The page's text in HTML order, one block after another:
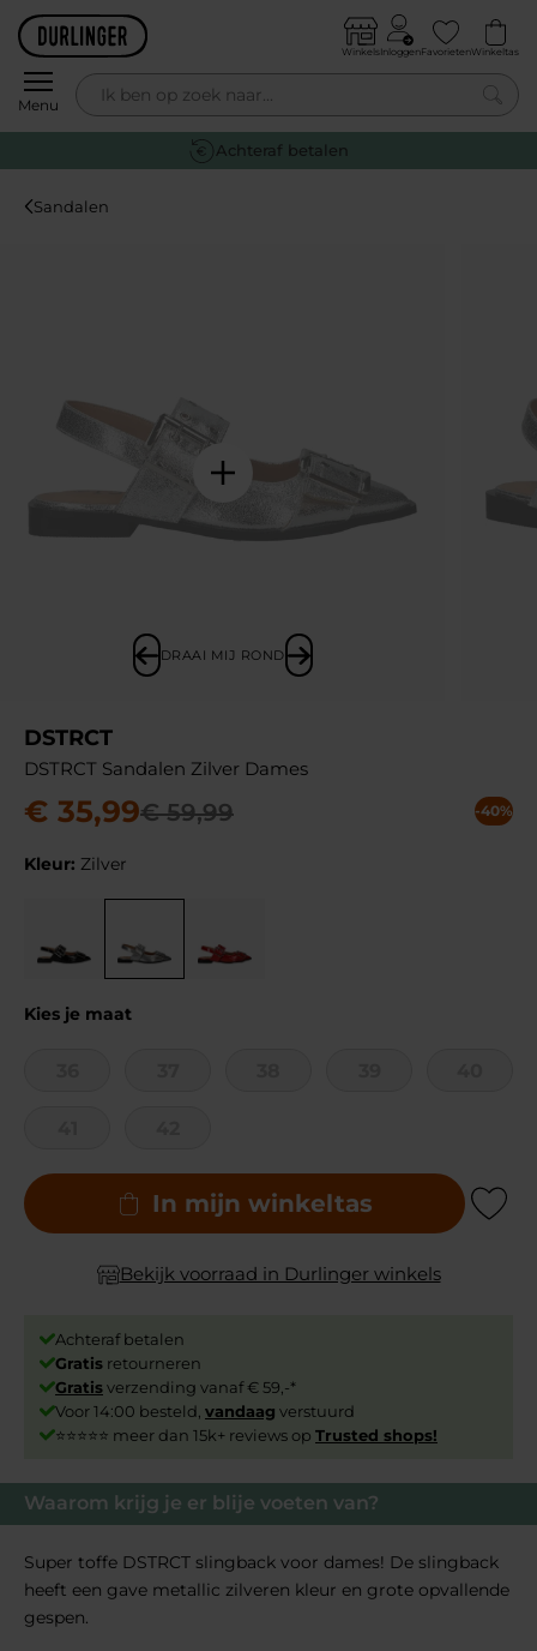
Skip to content
Menu
WinkelsInloggenFavorietenWinkeltas
0
Gratis retourneren
Sandalen
DRAAI MIJ ROND
Waarom krijg je er blije voeten van?
Super toffe DSTRCT slingback voor dames! De slingback
heeft een gave metallic zilveren kleur en grote opvallende
gespen.
DSTRCT
DSTRCT Sandalen Zilver Dames
€ 35,99€ 59,99 -40%
Kleur: Zilver
Kies je maat
In mijn winkeltas Add to
Bekijk voorraad in Durlinger winkels
Achteraf betalen
Gratis retourneren
Gratisverzending vanaf € 59,-*
Voor 14:00 besteld, vandaag verstuurd
⭐⭐⭐⭐⭐ meer dan 15k+ reviews op Trusted shops!